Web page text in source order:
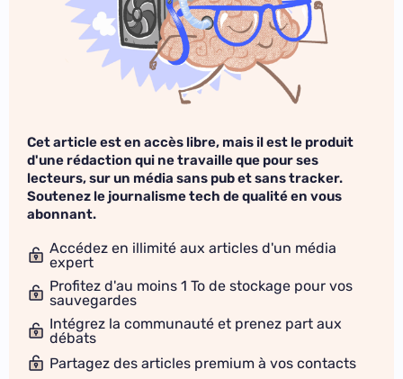
Cet article est en accès libre, mais il est le produit
d'une rédaction qui ne travaille que pour ses
lecteurs, sur un média sans pub et sans tracker.
Soutenez le journalisme tech de qualité en vous
abonnant.
Accédez en illimité aux articles d'un média
expert
Profitez d'au moins 1 To de stockage pour vos
sauvegardes
Intégrez la communauté et prenez part aux
débats
Partagez des articles premium à vos contacts